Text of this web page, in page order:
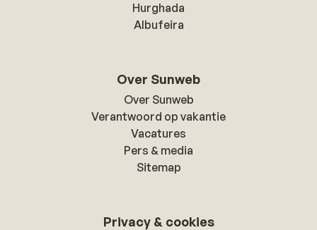
Hurghada
Albufeira
Over Sunweb
Over Sunweb
Verantwoord op vakantie
Vacatures
Pers & media
Sitemap
Privacy & cookies